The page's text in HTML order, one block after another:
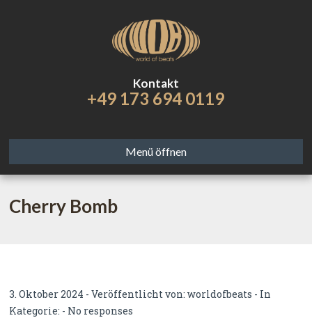
Kontakt
+49 173 694 0119
Menü öffnen
Cherry Bomb
3. Oktober 2024 - Veröffentlicht von:worldofbeats - In
Kategorie: - No responses